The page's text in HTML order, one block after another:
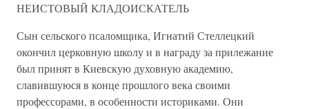
НЕИСТОВЫЙ КЛАДОИСКАТЕЛЬ
Сын сельского псаломщика, Игнатий Стеллецкий
окончил церковную школу и в награду за прилежание
был принят в Киевскую духовную академию,
славившуюся в конце прошлого века своими
профессорами, в особенности историками. Они